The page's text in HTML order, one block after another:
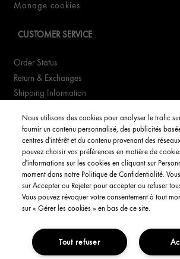
Manage cookies
CUSTOMER SERVICE
Order Status
Return & Exchanges
Shipping Information
YOUR ACCOUNT
My Account
Order Status
English
Privacy Policy Interest-Based Ads
Nous utilisons des cookies pour analyser le trafic
fournir un contenu personnalisé, des publicités
centres d'intérêt et du contenu provenant des
pouvez choisir vos préférences en matière de
d'informations sur les cookies en cliquant sur
moment dans notre Politique de Confidentialité.
sur Accepter ou Rejeter pour accepter ou refuser
Vous pouvez révoquer votre consentement à tout
sur « Gérer les cookies » en bas de ce site.
Tout refuser